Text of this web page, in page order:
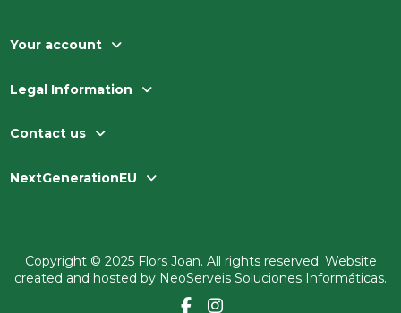
Your account
Legal Information
Contact us
NextGenerationEU
Copyright © 2025 Flors Joan. All rights reserved. Website
created and hosted by NeoServeis Soluciones Informáticas.